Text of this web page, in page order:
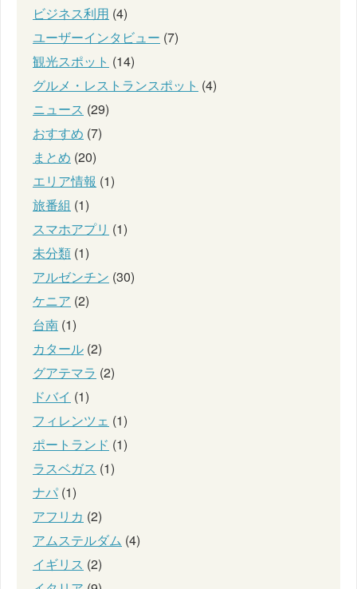
ビジネス利用 (4)
ユーザーインタビュー (7)
観光スポット (14)
グルメ・レストランスポット (4)
ニュース (29)
おすすめ (7)
まとめ (20)
エリア情報 (1)
旅番組 (1)
スマホアプリ (1)
未分類 (1)
アルゼンチン (30)
ケニア (2)
台南 (1)
カタール (2)
グアテマラ (2)
ドバイ (1)
フィレンツェ (1)
ポートランド (1)
ラスベガス (1)
ナパ (1)
アフリカ (2)
アムステルダム (4)
イギリス (2)